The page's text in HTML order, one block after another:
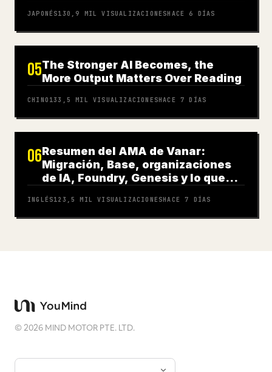
JAPONÉS130,9 MIL VISUALIZACIONESHACE 6 DÍAS
05The Stronger AI Becomes, the
More Output Matters Over Reading
CHINO 133,5 MIL VISUALIZACIONESHACE 7 DÍAS
06Resumen del AMA de Vanar:
Migración, Base, organizaciones
de IA, Foundry, Genesis y lo que
INGLÉS123,5 MIL VISUALIZACIONESHACE 7 DÍAS
©2026 MIND MOTOR PTE. LTD.